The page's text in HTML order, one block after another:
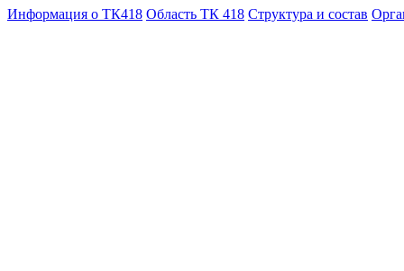
Информация о ТК418 Область ТК 418 Структура и состав